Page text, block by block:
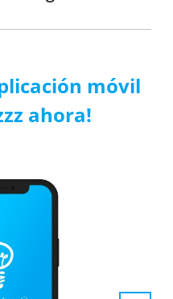
móvil
ahora!